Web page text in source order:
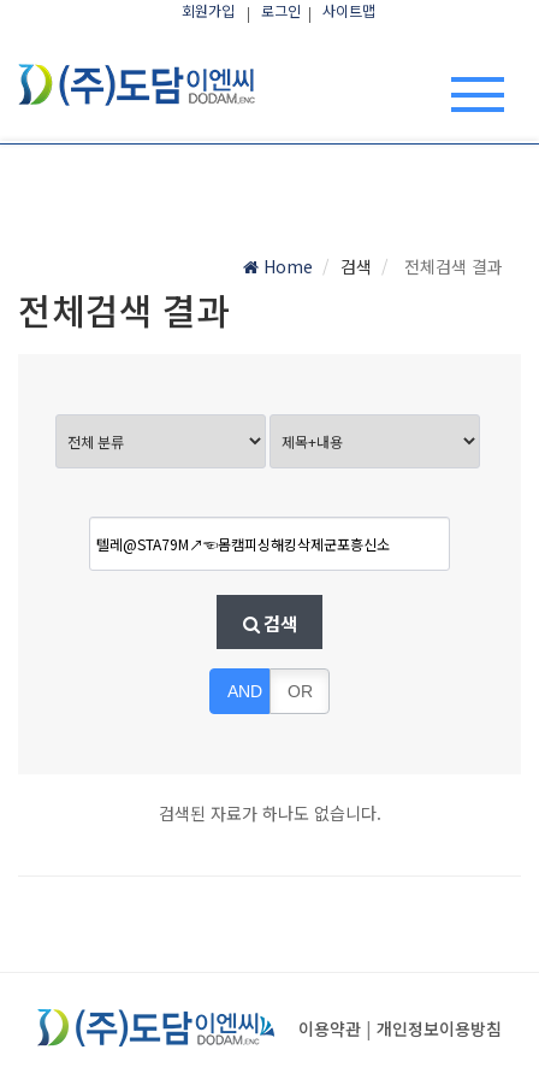
회원가입 로그인 사이트맵
Home 검색 전체검색 결과
전체검색 결과
검색
AND OR
검색된 자료가 하나도 없습니다.
이용약관 | 개인정보이용방침